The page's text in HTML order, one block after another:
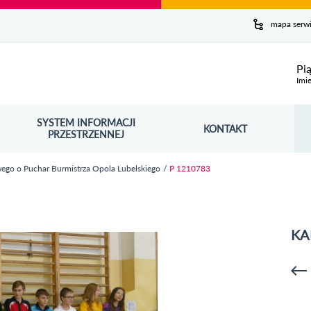
mapa
SYSTEM INFORMACJI
PRZESTRZENNEJ
OTWORZY SIĘ W NOWYM OKNIE KONTAKT
o Puchar Burmistrza Opola Lubelskiego P 1210783